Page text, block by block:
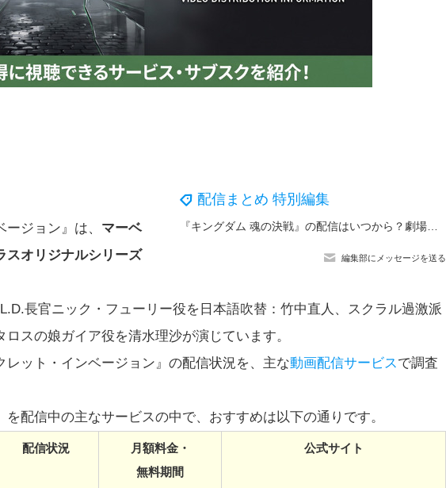
配信まとめ 特別編集
編集部にメッセージを送る
ジョン』は、 マーベ
スオリジナルシリーズ
長官ニック・フューリー役を日本語吹替：竹中直人、スクラル過激派
スの娘ガイア役を清水理沙が演じています。
レット・インベージョン』の配信状況を、主な動画配信サービスで調査
を配信中の主なサービスの中で、おすすめは以下の通りです。
配信状況
月額料金・
無料期間
公式サイト